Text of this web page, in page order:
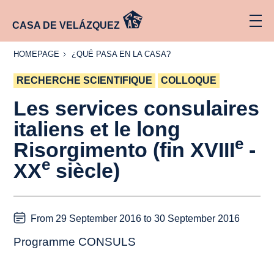
CASA DE VELÁZQUEZ
HOMEPAGE
HOMEPAGE
¿QUÉ
CASA?
¿QUÉ PASA EN LA CASA?
RECHERCHE SCIENTIFIQUE COLLOQUE
Les services consulaires
italiens et le long
Risorgimento (fin XVIIIe -
XXe siècle)
From 29 September 2016 to 30 September 2016
Programme CONSULS